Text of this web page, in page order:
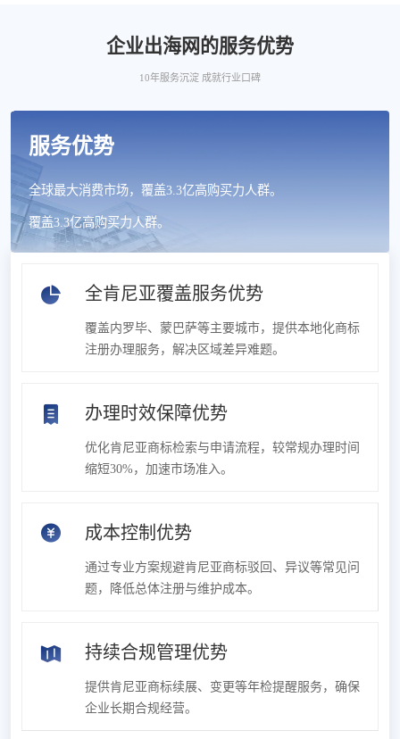
企业出海网的服务优势
10年服务沉淀 成就行业口碑
服务优势
全球最大消费市场，覆盖3.3亿高购买力人群。
覆盖3.3亿高购买力人群。
全肯尼亚覆盖服务优势
覆盖内罗毕、蒙巴萨等主要城市，提供本地化商标
注册办理服务，解决区域差异难题。
办理时效保障优势
优化肯尼亚商标检索与申请流程，较常规办理时间
缩短30%，加速市场准入。
成本控制优势
通过专业方案规避肯尼亚商标驳回、异议等常见问
题，降低总体注册与维护成本。
持续合规管理优势
提供肯尼亚商标续展、变更等年检提醒服务，确保
企业长期合规经营。